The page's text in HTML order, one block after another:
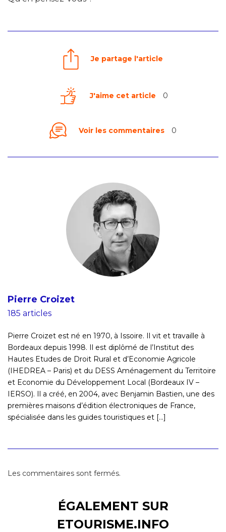
Je partage l'article
J'aime cet article 0
Voir les commentaires 0
Pierre Croizet
185 articles
Pierre Croizet est né en 1970, à Issoire. Il vit et travaille à
Bordeaux depuis 1998. Il est diplômé de l’Institut des
Hautes Etudes de Droit Rural et d’Economie Agricole
(IHEDREA – Paris) et du DESS Aménagement du Territoire
et Economie du Développement Local (Bordeaux IV –
IERSO). Il a créé, en 2004, avec Benjamin Bastien, une des
premières maisons d’édition électroniques de France,
spécialisée dans les guides touristiques et [...]
Les commentaires sont fermés.
ÉGALEMENT SUR
ETOURISME.INFO